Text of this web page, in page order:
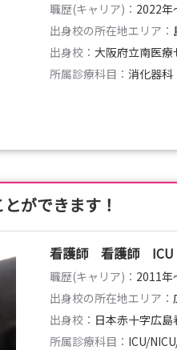
職歴(キャリア)： 2022年
出身校の所在地エリア：
出身校： 大阪府立南医
所属診療科目： 消化器科
ができます！
看護師 看護師 ICU
職歴(キャリア)： 2011年
出身校の所在地エリア：
出身校： 日本赤十字広島
所属診療科目： ICU/